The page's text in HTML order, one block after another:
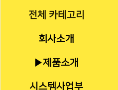
전체 카테고리
회사소개
▶제품소개
시스템사업부